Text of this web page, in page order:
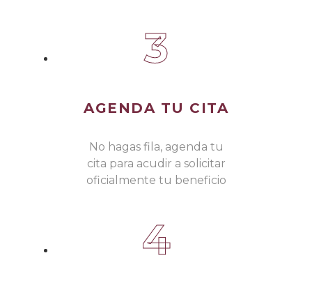
3
AGENDA TU CITA
No hagas fila, agenda tu
cita para acudir a solicitar
oficialmente tu beneficio
4